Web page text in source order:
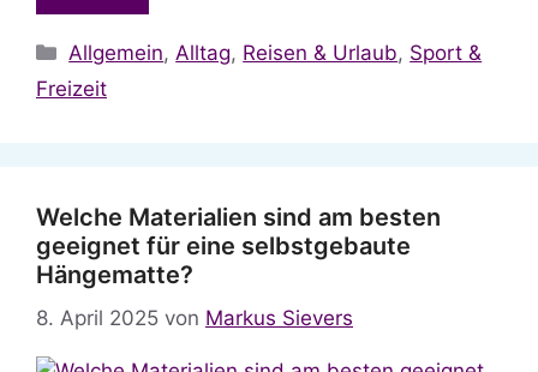
Kategorien
Allgemein,Alltag, Reisen & Urlaub, Sport &
Freizeit
Welche Materialien sind am besten
geeignet für eine selbstgebaute
Hängematte?
8. April 2025 von Markus Sievers